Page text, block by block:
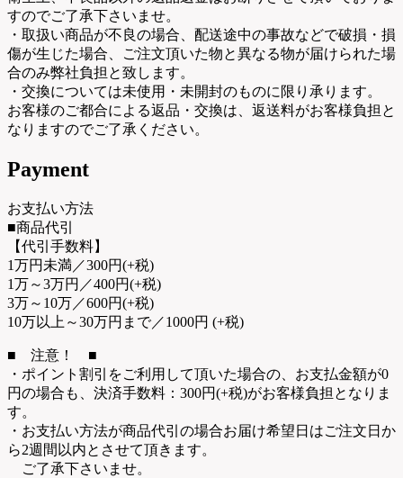
すのでご了承下さいませ。
・取扱い商品が不良の場合、配送途中の事故などで破損・損
傷が生じた場合、ご注文頂いた物と異なる物が届けられた場
合のみ弊社負担と致します。
・交換については未使用・未開封のものに限り承ります。
お客様のご都合による返品・交換は、返送料がお客様負担と
なりますのでご了承ください。
Payment
お支払い方法
■商品代引
【代引手数料】
1万円未満／300円(+税)
1万～3万円／400円(+税)
3万～10万／600円(+税)
10万以上～30万円まで／1000円 (+税)
■ 注意！ ■
・ポイント割引をご利用して頂いた場合の、お支払金額が0
円の場合も、決済手数料：300円(+税)がお客様負担となりま
す。
・お支払い方法が商品代引の場合お届け希望日はご注文日か
ら2週間以内とさせて頂きます。
ご了承下さいませ。